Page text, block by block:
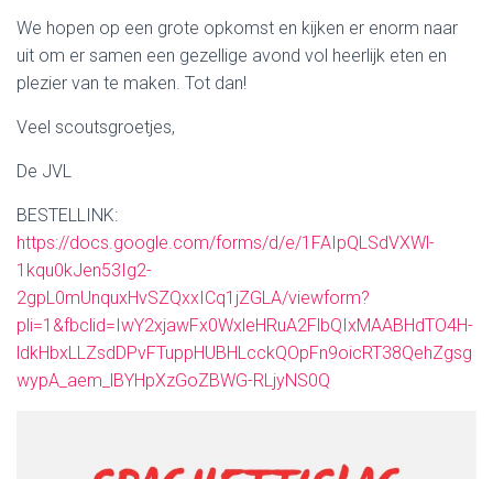
We hopen op een grote opkomst en kijken er enorm naar
uit om er samen een gezellige avond vol heerlijk eten en
plezier van te maken. Tot dan!
Veel scoutsgroetjes,
De JVL
BESTELLINK:
https://docs.google.com/forms/d/e/1FAIpQLSdVXWl-
1kqu0kJen53Ig2-
2gpL0mUnquxHvSZQxxICq1jZGLA/viewform?
pli=1&fbclid=IwY2xjawFx0WxleHRuA2FlbQIxMAABHdTO4H-
ldkHbxLLZsdDPvFTuppHUBHLcckQOpFn9oicRT38QehZgsg
wypA_aem_lBYHpXzGoZBWG-RLjyNS0Q